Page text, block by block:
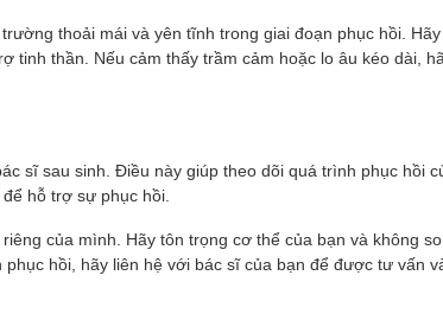
thoải mái và yên tĩnh trong giai đoạn phục hồi.
tinh thần. Nếu cảm thấy trầm cảm hoặc lo âu kéo dài,
sĩ sau sinh. Điều này giúp theo dõi quá trình phục hồi
hỗ trợ sự phục hồi.
của mình. Hãy tôn trọng cơ thể của bạn và không
hồi, hãy liên hệ với bác sĩ của bạn để được tư vấn